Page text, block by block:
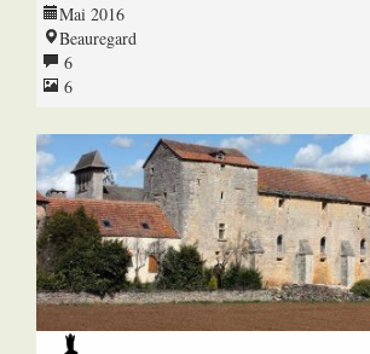
Mai 2016
Beauregard
6
6